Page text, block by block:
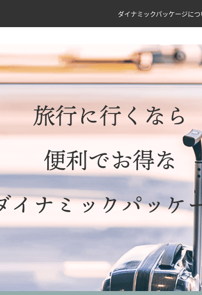
ダイナミックパッケージにつ
旅行に行くなら
便利でお得な
イナミックパッケ